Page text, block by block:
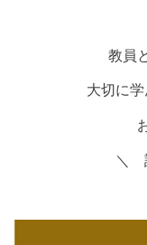
教員
大切に
＼